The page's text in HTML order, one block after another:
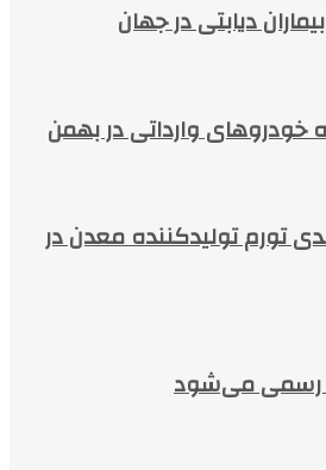
دیابتی در جهان
خودروهای وارداتی در بهمن
۲.۳ درصدی تورم تولیدکننده معدن در
رسمی می‌شود